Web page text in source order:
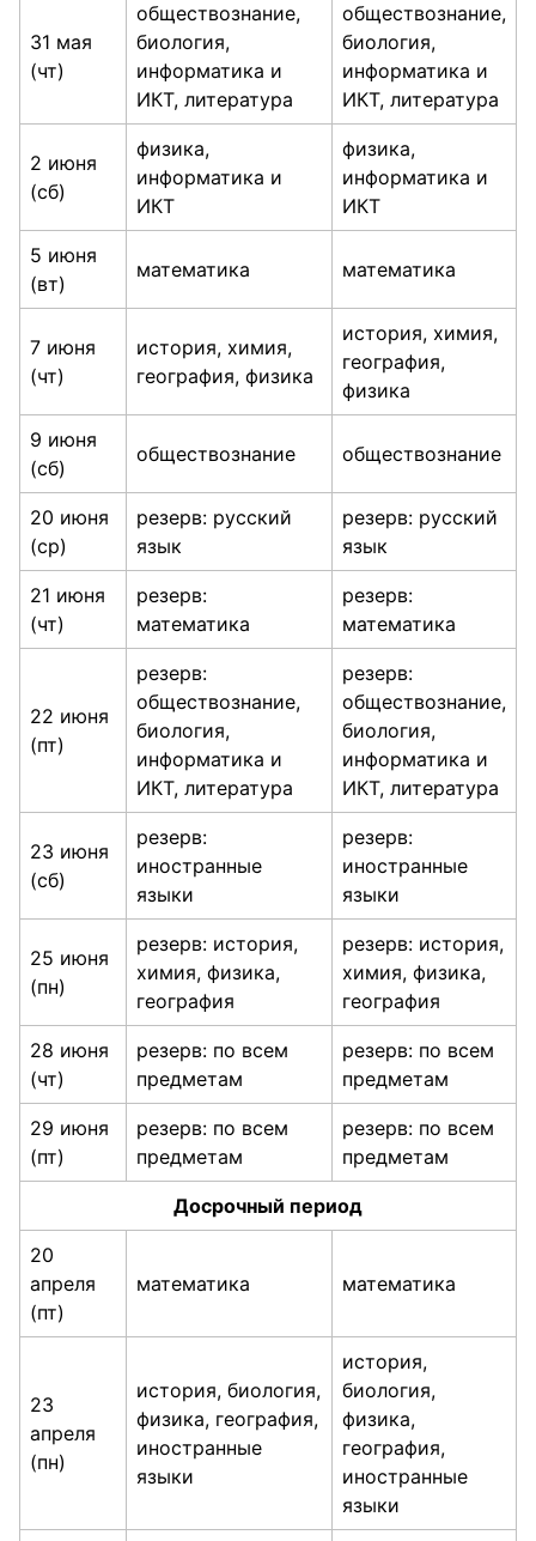
31 мая
(чт)
обществознание,
биология,
информатика и
ИКТ, литература
обществознание,
биология,
информатика и
ИКТ, литература
2 июня
(сб)
физика,
информатика и
ИКТ
физика,
информатика и
ИКТ
5 июня
(вт)
математика математика
7 июня
(чт)
история, химия,
география, физика
история, химия,
география,
физика
9 июня
(сб)
обществознание обществознание
20 июня
(ср)
резерв: русский
язык
резерв: русский
язык
21 июня
(чт)
резерв:
математика
резерв:
математика
22 июня
(пт)
резерв:
обществознание,
биология,
информатика и
ИКТ, литература
резерв:
обществознание,
биология,
информатика и
ИКТ, литература
23 июня
(сб)
резерв:
иностранные
языки
резерв:
иностранные
языки
25 июня
(пн)
резерв: история,
химия, физика,
география
резерв: история,
химия, физика,
география
28 июня
(чт)
резерв: по всем
предметам
резерв: по всем
предметам
29 июня
(пт)
резерв: по всем
предметам
резерв: по всем
предметам
Досрочный период
20
апреля
(пт)
математика математика
23
апреля
(пн)
история, биология,
физика, география,
иностранные
языки
история,
биология,
физика,
география,
иностранные
языки